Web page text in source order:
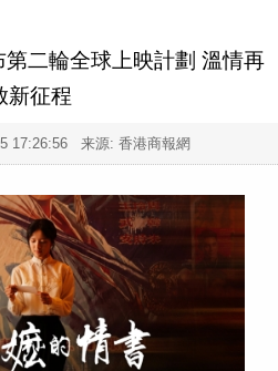
第二輪全球上映計劃 溫情再
新征程
17:26:56来源: 香港商報網